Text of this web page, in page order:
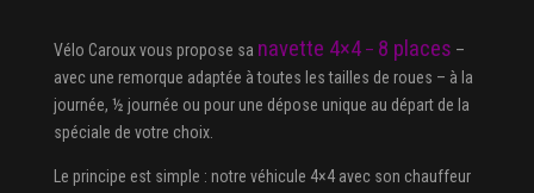
Vélo Caroux vous propose sa navette 4×4– 8 places –
avec une remorque adaptée à toutes les tailles de roues – à la
journée, ½ journée ou pour une dépose unique au départ de la
spéciale de votre choix.
Le principe est simple : notre véhicule 4×4 avec son chauffeur